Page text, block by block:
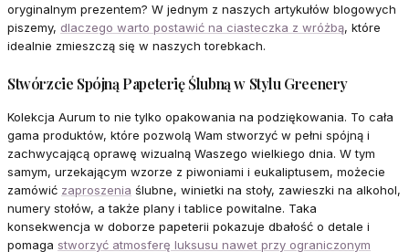
oryginalnym prezentem? W jednym z naszych artykułów blogowych
piszemy, dlaczego warto postawić na ciasteczka z wróżbą, które
idealnie zmieszczą się w naszych torebkach.
Stwórzcie Spójną Papeterię Ślubną w Stylu Greenery
Kolekcja Aurum to nie tylko opakowania na podziękowania. To cała
gama produktów, które pozwolą Wam stworzyć w pełni spójną i
zachwycającą oprawę wizualną Waszego wielkiego dnia. W tym
samym, urzekającym wzorze z piwoniami i eukaliptusem, możecie
zamówić zaproszenia ślubne, winietki na stoły, zawieszki na alkohol,
numery stołów, a także plany i tablice powitalne. Taka
konsekwencja w doborze papeterii pokazuje dbałość o detale i
pomaga stworzyć atmosferę luksusu nawet przy ograniczonym